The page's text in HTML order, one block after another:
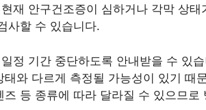
재 안구건조증이 심하거나 각막 상태
사할 수 있습니다.
정 기간 중단하도록 안내받을 수 있
와 다르게 측정될 가능성이 있기 때
등 종류에 따라 달라질 수 있으므로